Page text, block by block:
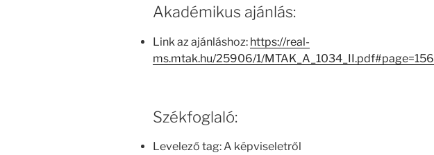
Akadémikus ajánlás:
Link az ajánláshoz: https://real-
ms.mtak.hu/25906/1/MTAK_A_1034_II.pdf#page=156
Székfoglaló:
Levelező tag: A képviseletről